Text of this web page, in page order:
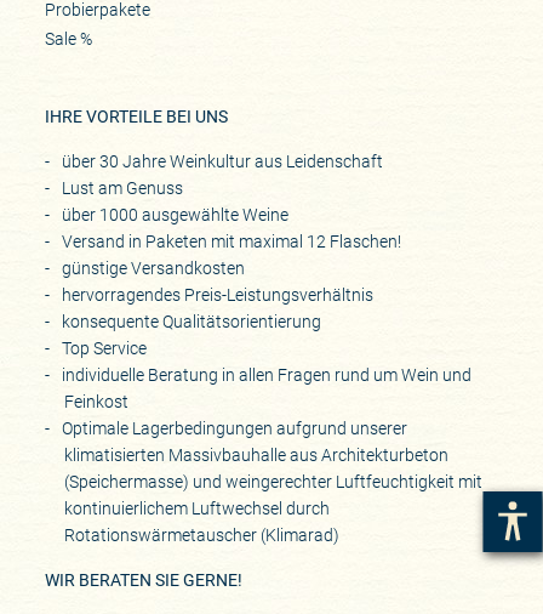
Probierpakete
Sale %
IHRE VORTEILE BEI UNS
über 30 Jahre Weinkultur aus Leidenschaft
Lust am Genuss
über 1000 ausgewählte Weine
Versand in Paketen mit maximal 12 Flaschen!
günstige Versandkosten
hervorragendes Preis-Leistungsverhältnis
konsequente Qualitätsorientierung
Top Service
individuelle Beratung in allen Fragen rund um Wein und
Feinkost
Optimale Lagerbedingungen aufgrund unserer
klimatisierten Massivbauhalle aus Architekturbeton
(Speichermasse) und weingerechter Luftfeuchtigkeit mit
kontinuierlichem Luftwechsel durch
Rotationswärmetauscher (Klimarad)
WIR BERATEN SIE GERNE!